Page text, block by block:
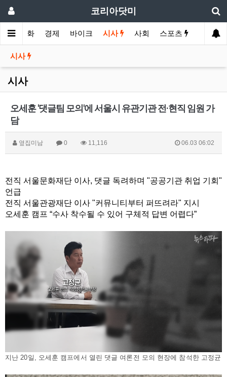
코리아닷미
인 영화 경제 바이크 시사 사회 스포츠 여행
시사
시사
오세훈 '댓글팀 모의'에 서울시 유관기관 전·현직 임원 가
담
옆집미남 0 11,116 06.03 06:02
전직 서울문화재단 이사, 댓글 독려하며 "공공기관 취업 기회 "
언급
전직 서울관광재단 이사 "커뮤니티부터 퍼뜨려라" 지시
오세훈 캠프 “수사 착수될 수 있어 구체적 답변 어렵다”
지난 20일, 오세훈 캠프에서 열린 댓글 여론전 모의 현장에 참석한 고정균